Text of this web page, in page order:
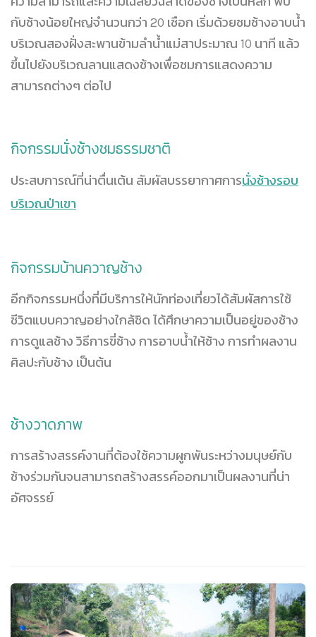
กับช้างน้อยใหญ่จำนวนกว่า 20 เชือก เริ่มด้วยชมช้างอาบน้ำ
บริเวณสองฝั่งสะพานข้ามลำน้ำแม่สาประมาณ 10 นาที แล้ว
ขึ้นไปยังบริเวณลานแสดงช้างเพื่อชมการแสดงความ
สามารถต่างๆ ต่อไป
กิจกรรมนั่งช้างชมธรรมชาติ
ประสบการณ์ที่น่าตื่นเต้น สัมผัสบรรยากาศการนั่งช้างรอบ
บริเวณป่าเขา
กิจกรรมบ้านควาญช้าง
อีกกิจกรรมหนึ่งที่มีบริการให้นักท่องเที่ยวได้สัมผัสการใช้
ชีวิตแบบควาญอย่างใกล้ชิด ได้ศึกษาความเป็นอยู่ของช้าง
การดูแลช้าง วิธีการขี่ช้าง การอาบน้ำให้ช้าง การทำผลงาน
ศิลปะกับช้าง เป็นต้น
ช้างวาดภาพ
การสร้างสรรค์งานที่ต้องใช้ความผูกพันระหว่างมนุษย์กับ
ช้างร่วมกันจนสามารถสร้างสรรค์ออกมาเป็นผลงานที่น่า
อัศจรรย์